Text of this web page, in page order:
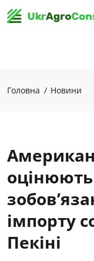
Головна Новини
оцінюють
імпорту
Пекіні